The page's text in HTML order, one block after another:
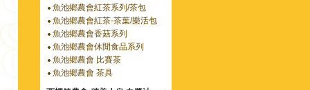
魚池鄉農會紅茶系列/茶包
魚池鄉農會紅茶-茶葉/樂活包
魚池鄉農會香菇系列
魚池鄉農會休閒食品系列
魚池鄉農會 比賽茶
魚池鄉農會 茶具